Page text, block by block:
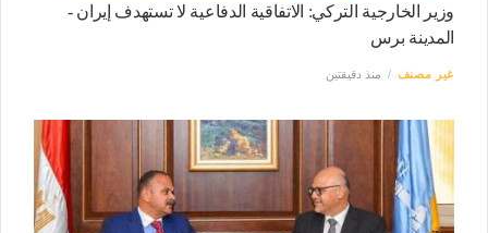
وزير الخارجية التركي: الاتفاقية الدفاعية لا تستهدف إيران -
المدينة برس
غير مصنف منذ دقيقتين